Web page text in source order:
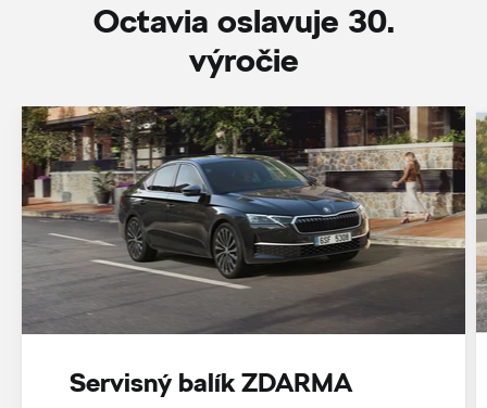
Octavia oslavuje 30.
‎výročie
Servisný balík ZDARMA